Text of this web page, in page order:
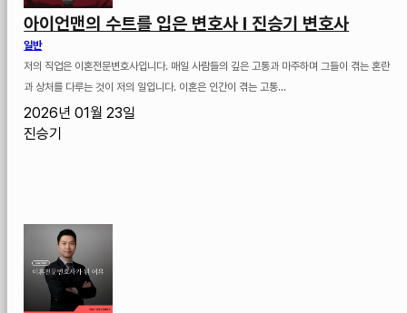
아이언맨의 수트를 입은 변호사 I 진승기 변호사
일반
저의 직업은 이혼전문변호사입니다. 매일 사람들의 깊은 고통과 마주하며 그들이 겪는 혼란
과 상처를 다루는 것이 저의 일입니다. 이혼은 인간이 겪는 고통...
2026년 01월 23일
진승기